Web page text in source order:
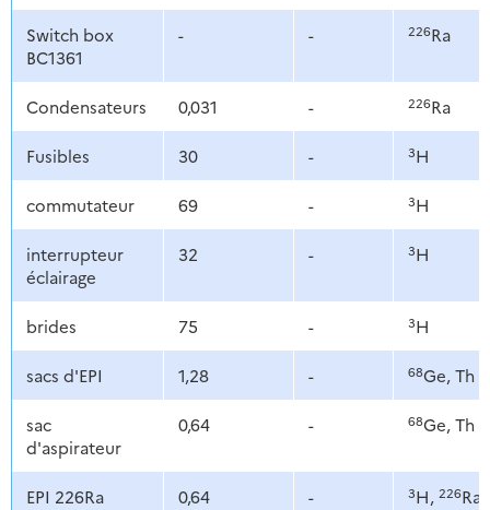
Switch box
BC1361
- - 226Ra
Condensateurs 0,031 - 226Ra
Fusibles 30 - 3H
commutateur 69 - 3H
interrupteur
éclairage
32 - 3H
brides 75 - 3H
sacs d'EPI 1,28 - 68Ge, Th
sac
d'aspirateur
0,64 - 68Ge, Th
EPI 226Ra 0,64 - 3H, 226Ra